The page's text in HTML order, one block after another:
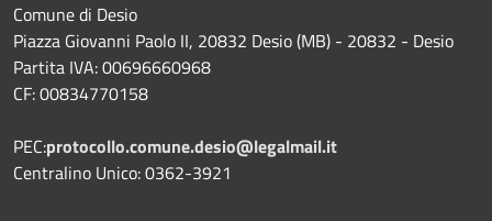
Comune di Desio
Piazza Giovanni Paolo II, 20832 Desio (MB) - 20832 - Desio
Partita IVA: 00696660968
CF: 00834770158
PEC:protocollo.comune.desio@legalmail.it
Centralino Unico: 0362-3921